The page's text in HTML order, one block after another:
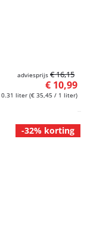
0.31 liter (€ 35,45 / 1 liter)
€ 10,99
adviesprijs € 16,15
-32% korting